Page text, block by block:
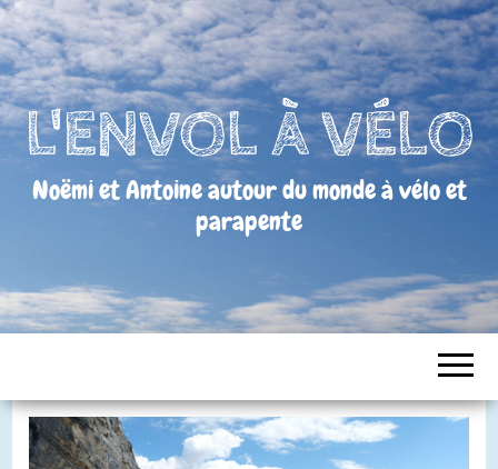
L'ENVOL À VÉLO
Noëmi et Antoine autour du monde à vélo et
parapente